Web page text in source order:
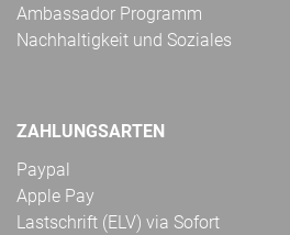
Ambassador Programm
Nachhaltigkeit und Soziales
ZAHLUNGSARTEN
Paypal
Apple Pay
Lastschrift (ELV) via Sofort